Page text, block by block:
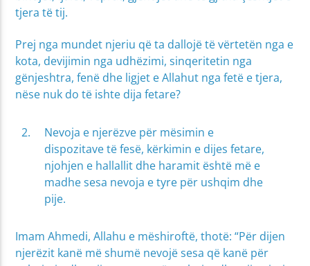
tjera të tij.
Prej nga mundet njeriu që ta dallojë të vërtetën nga e
kota, devijimin nga udhëzimi, sinqeritetin nga
gënjeshtra, fenë dhe ligjet e Allahut nga fetë e tjera,
nëse nuk do të ishte dija fetare?
Nevoja e njerëzve për mësimin e
dispozitave të fesë, kërkimin e dijes fetare,
njohjen e hallallit dhe haramit është më e
madhe sesa nevoja e tyre për ushqim dhe
pije.
Imam Ahmedi, Allahu e mëshiroftë, thotë: “Për dijen
njerëzit kanë më shumë nevojë sesa që kanë për